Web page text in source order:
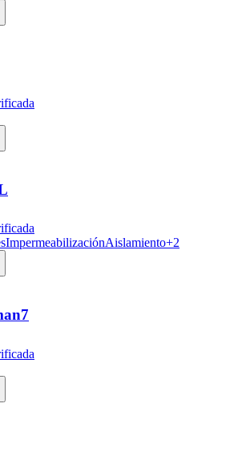
ImpermeabilizaciónAislamiento+2